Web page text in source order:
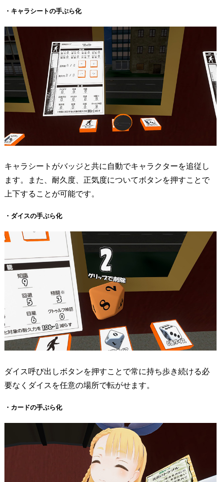
・キャラシートの手ぶら化
キャラシートがバッジと共に自動でキャラクターを追従し
ます。また、耐久度、正気度についてボタンを押すことで
上下することが可能です。
・ダイスの手ぶら化
ダイス呼び出しボタンを押すことで常に持ち歩き続ける必
要なくダイスを任意の場所で転がせます。
・カードの手ぶら化